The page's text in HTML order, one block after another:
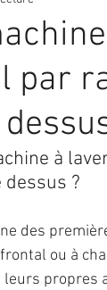
par
à
?
des
ou à
propres